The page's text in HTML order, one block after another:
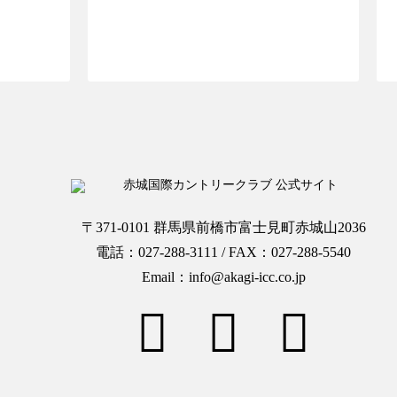
〒371-0101 群馬県前橋市富士見町赤城山2036
電話：027-288-3111 / FAX：027-288-5540
Email：info@akagi-icc.co.jp